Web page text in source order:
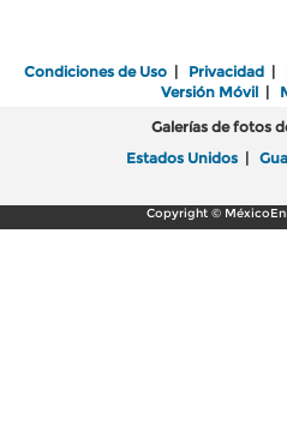
Condiciones de Uso | Privacidad |
Versión Móvil|
Galerías de fotos
Estados Unidos |
Copyright ©